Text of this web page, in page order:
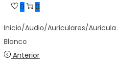
0 0
Inicio/Audio/Auriculares/
Blanco
Anterior